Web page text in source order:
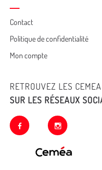
Cemea
footer
Contact
Politique de confidentialité
Mon compte
RETROUVEZ LES CEMEA
SUR LES RÉSEAUX
facebook instagram